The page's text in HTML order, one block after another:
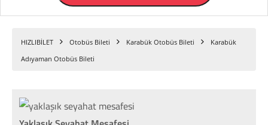
HIZLIBİLET Otobüs Bileti Karabük Otobüs Bileti
Karabük
Adıyaman Otobüs Bileti